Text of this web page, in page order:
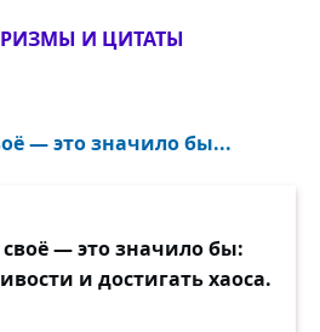
И ЦИТАТЫ
— это значило бы...
— это значило бы:
и достигать хаоса.